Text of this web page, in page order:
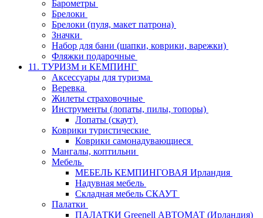
Барометры
Брелоки
Брелоки (пуля, макет патрона)
Значки
Набор для бани (шапки, коврики, варежки)
Фляжки подарочные
11. ТУРИЗМ и КЕМПИНГ
Аксессуары для туризма
Веревка
Жилеты страховочные
Инструменты (лопаты, пилы, топоры)
Лопаты (скаут)
Коврики туристические
Коврики самонадувающиеся
Мангалы, коптильни
Мебель
МЕБЕЛЬ КЕМПИНГОВАЯ Ирландия
Надувная мебель
Складная мебель СКАУТ
Палатки
ПАЛАТКИ Greenell АВТОМАТ (Ирландия)